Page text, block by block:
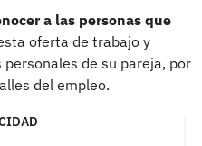
a las personas que
oferta de trabajo y
de su pareja, por
del empleo.